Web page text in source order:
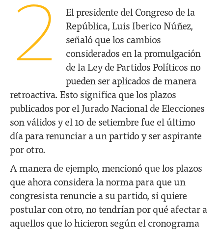
2
El presidente del Congreso de la
República, Luis Iberico Núñez,
señaló que los cambios
considerados en la promulgación
de la Ley de Partidos Políticos no
pueden ser aplicados de manera
retroactiva. Esto significa que los plazos
publicados por el Jurado Nacional de Elecciones
son válidos y el 10 de setiembre fue el último
día para renunciar a un partido y ser aspirante
por otro.
A manera de ejemplo, mencionó que los plazos
que ahora considera la norma para que un
congresista renuncie a su partido, si quiere
postular con otro, no tendrían por qué afectar a
aquellos que lo hicieron según el cronograma